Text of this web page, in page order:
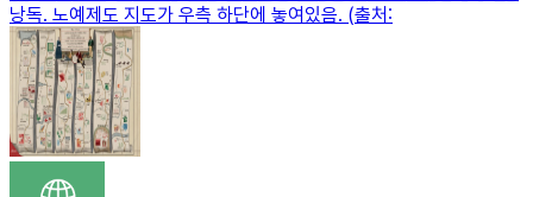
낭독. 노예제도 지도가 우측 하단에 놓여있음. (출처: